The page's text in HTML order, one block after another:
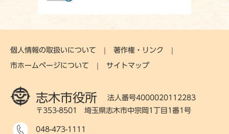
個人情報の取扱いについて 著作権・リンク
市ホームページについて サイトマップ
志木市役所
法人番号4000020112283
〒353-8501 埼玉県志木市中宗岡1丁目1番1号
048-473-1111